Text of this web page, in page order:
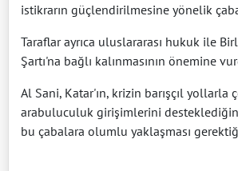
istikrarın güçlendirilmesine yönelik
Taraflar ayrıca uluslararası hukuk ile
Şartı'na bağlı kalınmasının önemine
Al Sani, Katar'ın, krizin barışçıl yollarla
arabuluculuk girişimlerini
bu çabalara olumlu yaklaşması